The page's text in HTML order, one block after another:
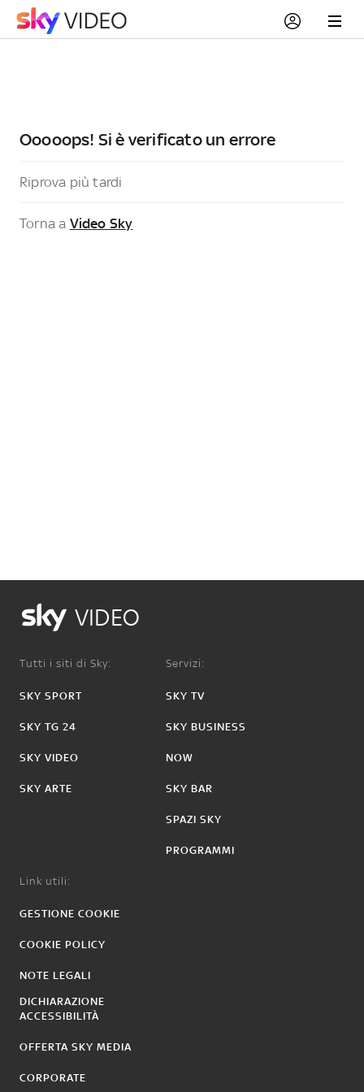
Ooooops! Si è verificato un errore
Riprova più tardi
Torna a Video Sky
VIDEO
Tutti i siti di Sky:
SKY SPORT
SKY TG 24
SKY VIDEO
SKY ARTE
Servizi:
SKY TV
SKY BUSINESS
NOW
SKY BAR
SPAZI SKY
PROGRAMMI
Link utili:
GESTIONE COOKIE
COOKIE POLICY
NOTE LEGALI
DICHIARAZIONE
ACCESSIBILITÀ
OFFERTA SKY MEDIA
CORPORATE